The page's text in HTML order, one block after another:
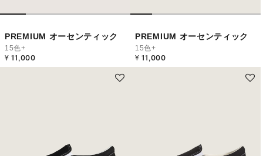
PREMIUM オーセンティック
15色+
¥ 11,000
PREMIUM オーセンティック
15色+
¥ 11,000